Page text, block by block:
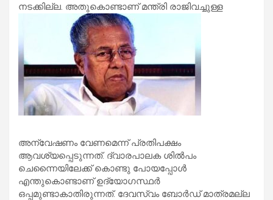
നടക്കില്ല. അതുകൊണ്ടാണ് മന്ത്രി രാജിവച്ചുള്ള
അന്വേഷണം വേണമെന്ന് പ്രതിപക്ഷം
ആവശ്യപ്പെടുന്നത്. ദ്വാരപാലക ശില്‍പം
ചെന്നൈയിലേക്ക് കൊണ്ടു പോയപ്പോള്‍
എന്തുകൊണ്ടാണ് ഉദ്യോഗസ്ഥര്‍
ഒപ്പമുണ്ടാകാതിരുന്നത്. ദേവസ്വം ബോര്‍ഡ് മാത്രമല്ല